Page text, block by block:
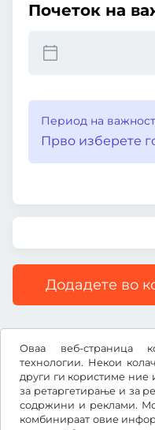
Оваа веб-страница
технологии. Некои
други ги користиме ние
за ретаргетирање и за
содржини и реклами.
комбинираат овие
Почеток на
Период на
Прво изберете
Додадете во
Сите цени со вклучен
€EUR